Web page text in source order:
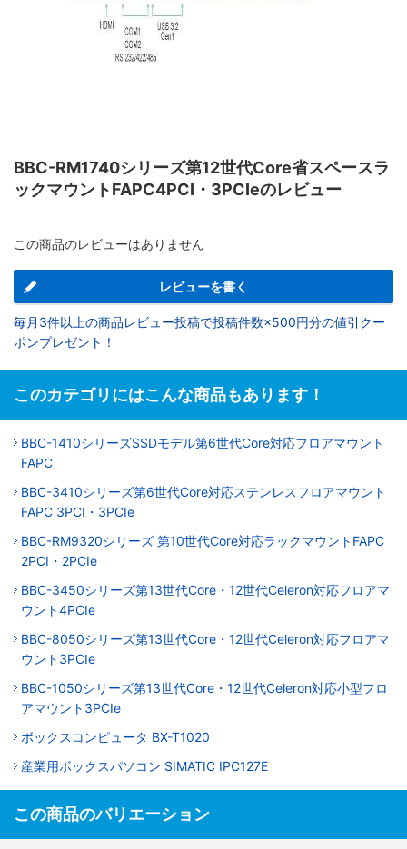
BBC-RM1740シリーズ第12世代Core省スペースラ
ックマウントFAPC4PCI・3PCIeのレビュー
この商品のレビューはありません
レビューを書く
毎月3件以上の商品レビュー投稿で投稿件数×500円分の値引クー
ポンプレゼント！
このカテゴリにはこんな商品もあります！
BBC-1410シリーズSSDモデル第6世代Core対応フロアマウント
FAPC
BBC-3410シリーズ第6世代Core対応ステンレスフロアマウント
FAPC 3PCI・3PCIe
BBC-RM9320シリーズ 第10世代Core対応ラックマウントFAPC
2PCI・2PCIe
BBC-3450シリーズ第13世代Core・12世代Celeron対応フロアマ
ウント4PCIe
BBC-8050シリーズ第13世代Core・12世代Celeron対応フロアマ
ウント3PCIe
BBC-1050シリーズ第13世代Core・12世代Celeron対応小型フロ
アマウント3PCIe
ボックスコンピュータ BX-T1020
産業用ボックスパソコン SIMATIC IPC127E
この商品のバリエーション